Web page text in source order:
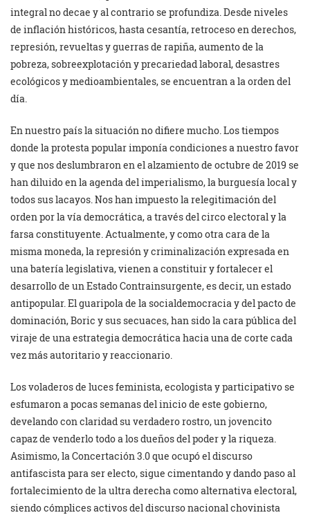
integral no decae y al contrario se profundiza. Desde niveles
de inflación históricos, hasta cesantía, retroceso en derechos,
represión, revueltas y guerras de rapiña, aumento de la
pobreza, sobreexplotación y precariedad laboral, desastres
ecológicos y medioambientales, se encuentran a la orden del
día.
En nuestro país la situación no difiere mucho. Los tiempos
donde la protesta popular imponía condiciones a nuestro favor
y que nos deslumbraron en el alzamiento de octubre de 2019 se
han diluido en la agenda del imperialismo, la burguesía local y
todos sus lacayos. Nos han impuesto la relegitimación del
orden por la vía democrática, a través del circo electoral y la
farsa constituyente. Actualmente, y como otra cara de la
misma moneda, la represión y criminalización expresada en
una batería legislativa, vienen a constituir y fortalecer el
desarrollo de un Estado Contrainsurgente, es decir, un estado
antipopular. El guaripola de la socialdemocracia y del pacto de
dominación, Boric y sus secuaces, han sido la cara pública del
viraje de una estrategia democrática hacia una de corte cada
vez más autoritario y reaccionario.
Los voladeros de luces feminista, ecologista y participativo se
esfumaron a pocas semanas del inicio de este gobierno,
develando con claridad su verdadero rostro, un jovencito
capaz de venderlo todo a los dueños del poder y la riqueza.
Asimismo, la Concertación 3.0 que ocupó el discurso
antifascista para ser electo, sigue cimentando y dando paso al
fortalecimiento de la ultra derecha como alternativa electoral,
siendo cómplices activos del discurso nacional chovinista